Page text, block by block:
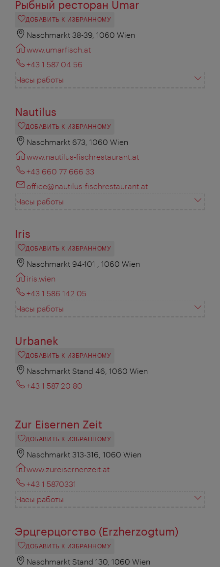
Рыбный ресторан Umar
ДОБАВИТЬ К ИЗБРАННОМУ
Naschmarkt 38-39, 1060 Wien
www.umarfisch.at
+43 1 587 04 56
Часы работы
Nautilus
ДОБАВИТЬ К ИЗБРАННОМУ
Naschmarkt 673, 1060 Wien
www.nautilus-fischrestaurant.at
+43 660 77 666 33
office@nautilus-fischrestaurant.at
Часы работы
Iris
ДОБАВИТЬ К ИЗБРАННОМУ
Naschmarkt 94-101 , 1060 Wien
iris.wien
+43 1 586 142 05
Часы работы
Urbanek
ДОБАВИТЬ К ИЗБРАННОМУ
Naschmarkt Stand 46, 1060 Wien
+43 1 587 20 80
Zur Eisernen Zeit
ДОБАВИТЬ К ИЗБРАННОМУ
Naschmarkt 313-316, 1060 Wien
www.zureisernenzeit.at
+43 1 5870331
Часы работы
Эрцгерцогство (Erzherzogtum)
ДОБАВИТЬ К ИЗБРАННОМУ
Naschmarkt Stand 130, 1060 Wien